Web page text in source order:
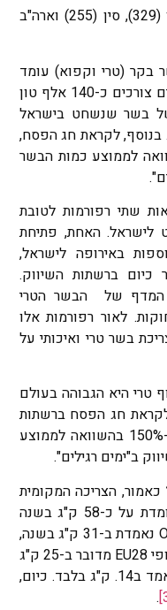
של כ-352 ביצים לנפש, ואחריה יפן (329), סין (255) וארה"ב
בקר (טרי וקפוא) עומד
על כ- 16 ק"ג לנפש בשנה. הישראלים צורכים כ-140 אלף טון
היא של בשר שנשחט בישראל
בנוסף, לקראת חג הפסח,
בביקוש של 45% בהשוואה לממוצע כמות הבשר
שתי רפורמות לטובת
לישראל. האחת, פתיחת
באירופה לישראל,
כיום ברשתות השיווק.
המדף של הבשר הטרי
לאור רפורמות אלו
בשר טרי ואיכותי על
טרי היא הגבוהה בעולם
לנפש. לקראת חג הפסח ברשתות
השיווק, נצפית עלייה בביקוש של כ-150% בהשוואה לממוצע
ב"ימים רגילים".
כאמור, הצריכה המקומית
של עוף טרי היא הגבוהה בעולם ועומדת על כ-58 ק"ג בשנה
לנפש, בעוד הצריכה במדינות ה-OECD נאמדת ב-31 ק"ג בשנה,
בארה"ב 50 ק"ג ומדינות האיחוד האירופי EU28 מדובר ב-25 ק"ג
עוף בשנה לנפש. הממוצע העולמי נאמד ב14. ק"ג בלבד. כיום,
.